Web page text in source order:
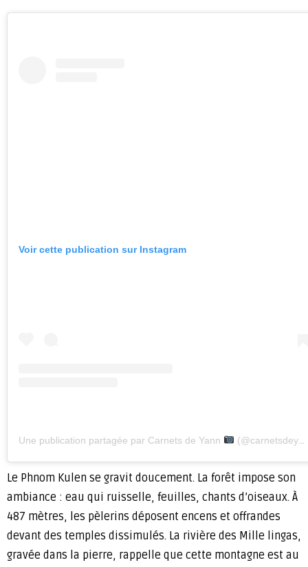
Voir cette publication sur Instagram
Une publication partagée par Carnets de Yann (@carnetsdeyann)
Le Phnom Kulen se gravit doucement. La forêt impose son
ambiance : eau qui ruisselle, feuilles, chants d’oiseaux. À
487 mètres, les pèlerins déposent encens et offrandes
devant des temples dissimulés. La rivière des Mille lingas,
gravée dans la pierre, rappelle que cette montagne est au